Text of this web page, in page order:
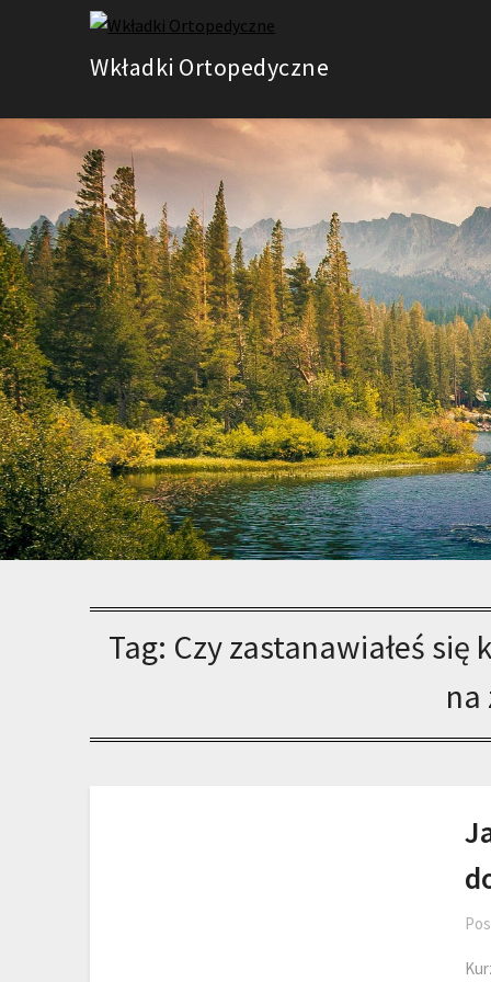
Wkładki Ortopedyczne
Tag: Czy zastanawiałeś
na